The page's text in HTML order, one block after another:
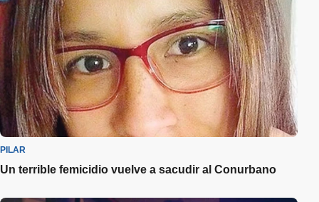
PILAR
Un terrible femicidio vuelve a sacudir al Conurbano